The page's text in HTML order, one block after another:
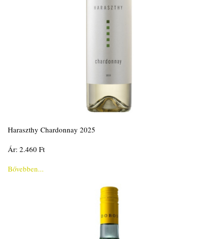
Haraszthy Chardonnay 2025
Ár: 2.460 Ft
Bővebben...